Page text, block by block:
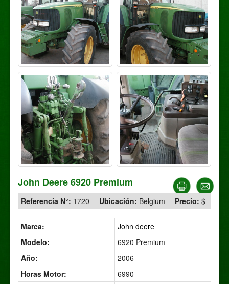
John Deere 6920 Premium
Referencia N°: 1720 Ubicación: Belgium Precio: $
Marca:
John deere
Modelo:
6920 Premium
Año:
2006
Horas Motor:
6990